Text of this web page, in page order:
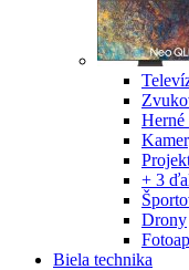
Herné
+ 3
Drony
Biela technika